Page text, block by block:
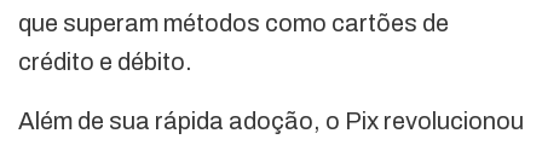
que superam métodos como cartões de
crédito e débito.
Além de sua rápida adoção, o Pix revolucionou